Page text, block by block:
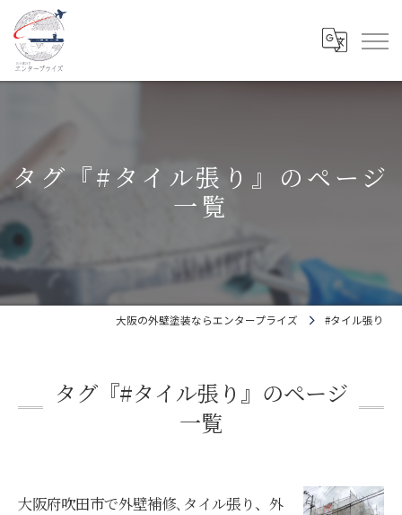
タグ『#タイル張り』のページ
一覧
大阪の外壁塗装ならエンタープライズ #タイル張り
タグ『#タイル張り』のページ
一覧
大阪府吹田市で外壁補修､タイル張り、外